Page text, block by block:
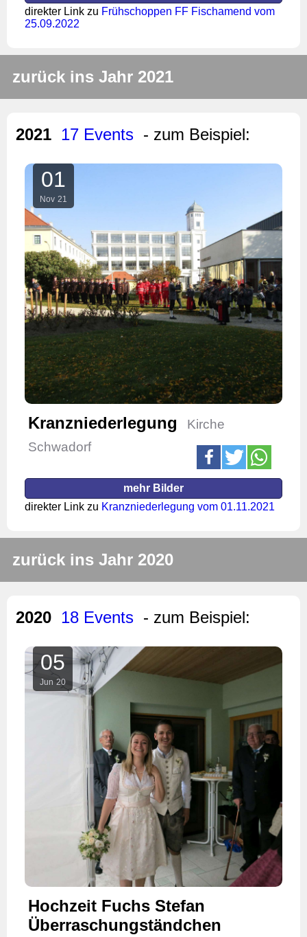
direkter Link zu Frühschoppen FF Fischamend vom
25.09.2022
zurück ins Jahr 2021
2021 17 Events - zum Beispiel:
01
Nov 21
Kranzniederlegung
Kirche
Schwadorf
mehr Bilder
direkter Link zu Kranzniederlegung vom 01.11.2021
zurück ins Jahr 2020
2020 18 Events - zum Beispiel:
05
Jun 20
Hochzeit Fuchs Stefan
Überraschungständchen